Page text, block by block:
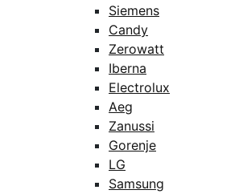
Siemens
Candy
Zerowatt
Iberna
Electrolux
Aeg
Zanussi
Gorenje
LG
Samsung